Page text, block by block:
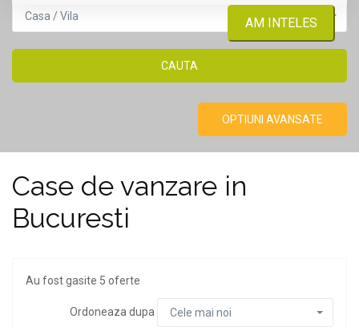
AM INTELES
Casa / Vila
OPTIUNI AVANSATE
Case de vanzare in
Bucuresti
Au fost gasite 5 oferte
Ordoneaza dupa Cele mai noi